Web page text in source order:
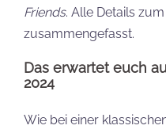
Friends. Alle Details
zusammengefasst.
Das erwartet euch
2024
Wie bei einer